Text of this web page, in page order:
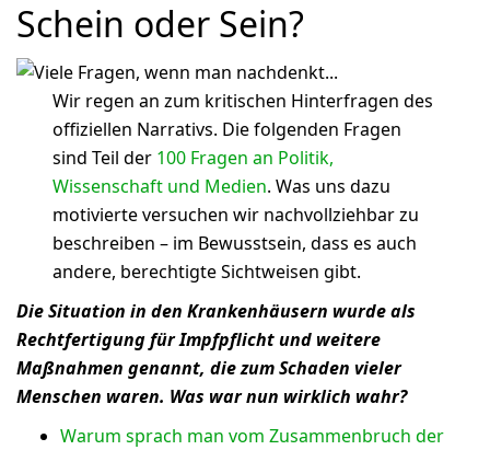
Schein oder Sein?
Wir regen an zum kritischen Hinterfragen des
offiziellen Narrativs. Die folgenden Fragen
sind Teil der 100 Fragen an Politik,
Wissenschaft und Medien. Was uns dazu
motivierte versuchen wir nachvollziehbar zu
beschreiben – im Bewusstsein, dass es auch
andere, berechtigte Sichtweisen gibt.
Die Situation in den Krankenhäusern wurde als
Rechtfertigung für Impfpflicht und weitere
Maßnahmen genannt, die zum Schaden vieler
Menschen waren. Was war nun wirklich wahr?
Warum sprach man vom Zusammenbruch der